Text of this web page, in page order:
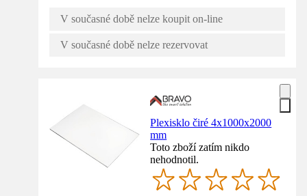
V současné době nelze koupit on-line
V současné době nelze rezervovat
Plexisklo čiré 4x1000x2000
mm
Toto zboží zatím nikdo
nehodnotil.